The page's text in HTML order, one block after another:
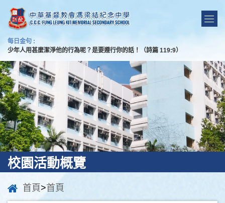
每日金句 :
少年人用甚麼潔淨他的行為呢？是要遵行你的話！（詩篇 119:9）
校園活動概覽
首頁>首頁